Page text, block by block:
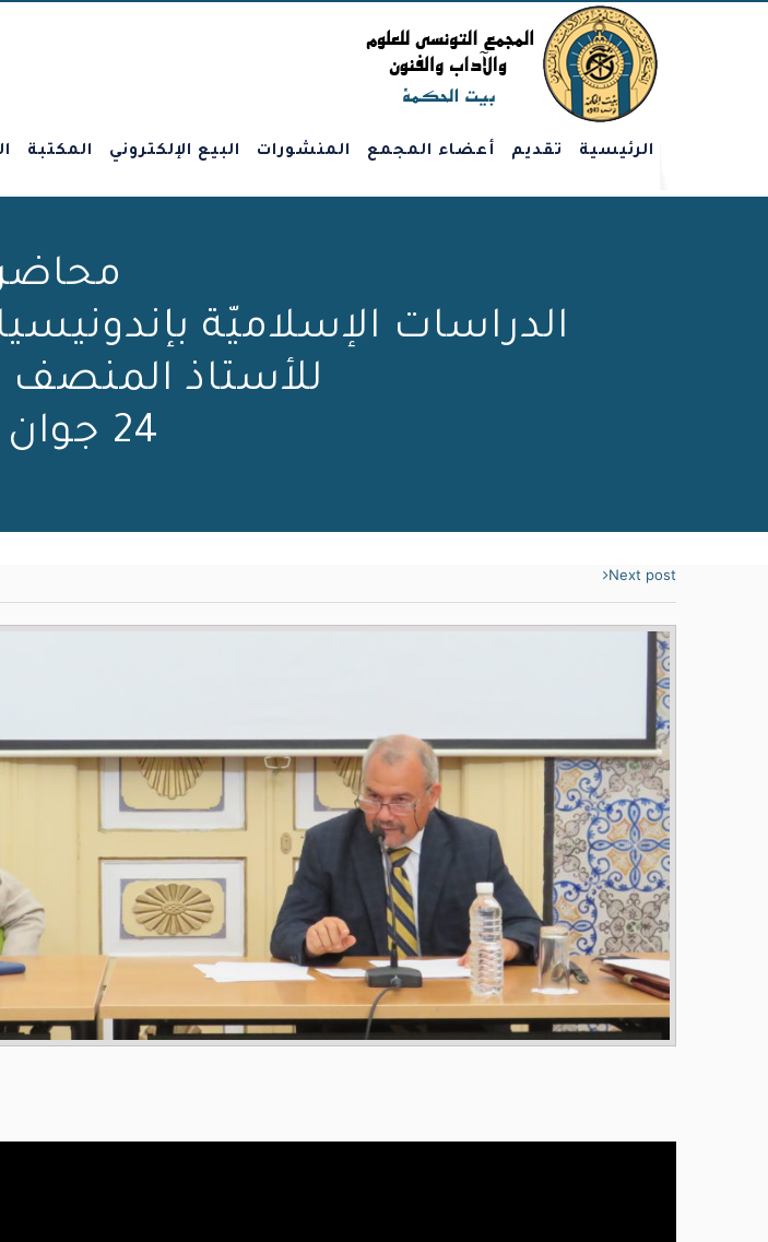
الرئيسية تقديم أعضاء المجمع المنشورات البيع الإلكتروني المكتبة
الدراسات الإسلاميّة
للأستاذ المنصف
24 جوان 2021
Next post